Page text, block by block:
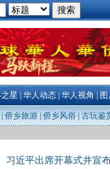
星|华人动态|华人视角|图
侨乡旅游| 侨乡风俗| 古玩鉴
习近平出席开幕式并宣